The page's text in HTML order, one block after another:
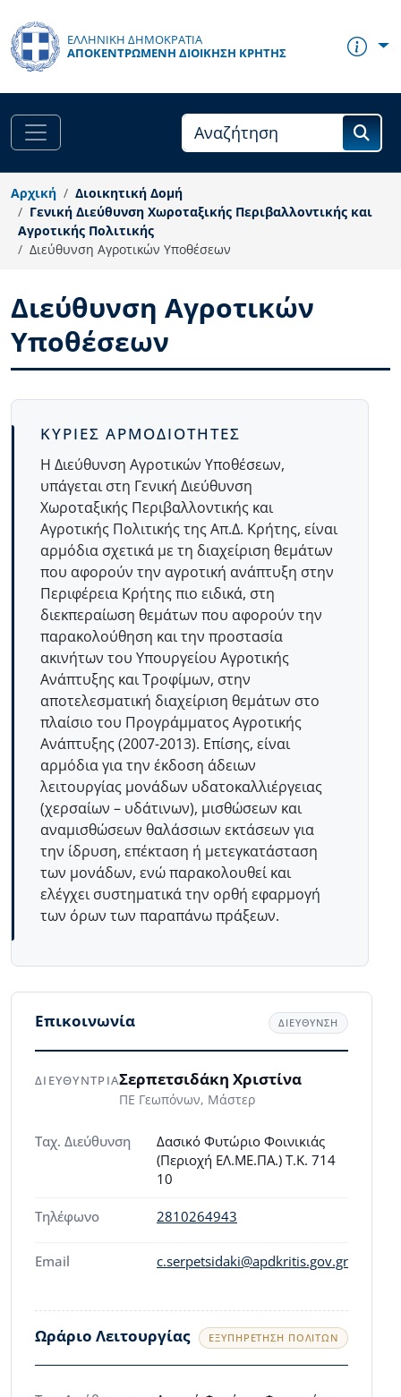
ΕΛΛΗΝΙΚΗ ΔΗΜΟΚΡΑΤΙΑ
ΑΠΟΚΕΝΤΡΩΜΈΝΗ ΔΙΟΊΚΗΣΗ ΚΡΉΤΗΣ
Αρχική
Διοικητική Δομή
Γενική Διεύθυνση Χωροταξικής Περιβαλλοντικής και
Αγροτικής Πολιτικής
Διεύθυνση Αγροτικών Υποθέσεων
Διεύθυνση Αγροτικών
Υποθέσεων
ΚΥΡΙΕΣ ΑΡΜΟΔΙΟΤΗΤΕΣ
Η Διεύθυνση Αγροτικών Υποθέσεων,
υπάγεται στη Γενική Διεύθυνση
Χωροταξικής Περιβαλλοντικής και
Αγροτικής Πολιτικής της Απ.Δ. Κρήτης, είναι
αρμόδια σχετικά με τη διαχείριση θεμάτων
που αφορούν την αγροτική ανάπτυξη στην
Περιφέρεια Κρήτης πιο ειδικά, στη
διεκπεραίωση θεμάτων που αφορούν την
παρακολούθηση και την προστασία
ακινήτων του Υπουργείου Αγροτικής
Ανάπτυξης και Τροφίμων, στην
αποτελεσματική διαχείριση θεμάτων στο
πλαίσιο του Προγράμματος Αγροτικής
Ανάπτυξης (2007-2013). Επίσης, είναι
αρμόδια για την έκδοση άδειων
λειτουργίας μονάδων υδατοκαλλιέργειας
(χερσαίων – υδάτινων), μισθώσεων και
αναμισθώσεων θαλάσσιων εκτάσεων για
την ίδρυση, επέκταση ή μετεγκατάσταση
των μονάδων, ενώ παρακολουθεί και
ελέγχει συστηματικά την ορθή εφαρμογή
των όρων των παραπάνω πράξεων.
Επικοινωνία ΔΙΕΥΘΥΝΣΗ
ΔΙΕΥΘΥΝΤΡΙΑΣερπετσιδάκη Χριστίνα
ΠΕ Γεωπόνων, Μάστερ
Ταχ. Διεύθυνση
Δασικό Φυτώριο Φοινικιάς
(Περιοχή ΕΛ.ΜΕ.ΠΑ.) Τ.Κ. 714
10
Τηλέφωνο 2810264943
Email c.serpetsidaki@apdkritis.gov.gr
Ωράριο Λειτουργίας ΕΞΥΠΗΡΈΤΗΣΗ ΠΟΛΙΤΏΝ